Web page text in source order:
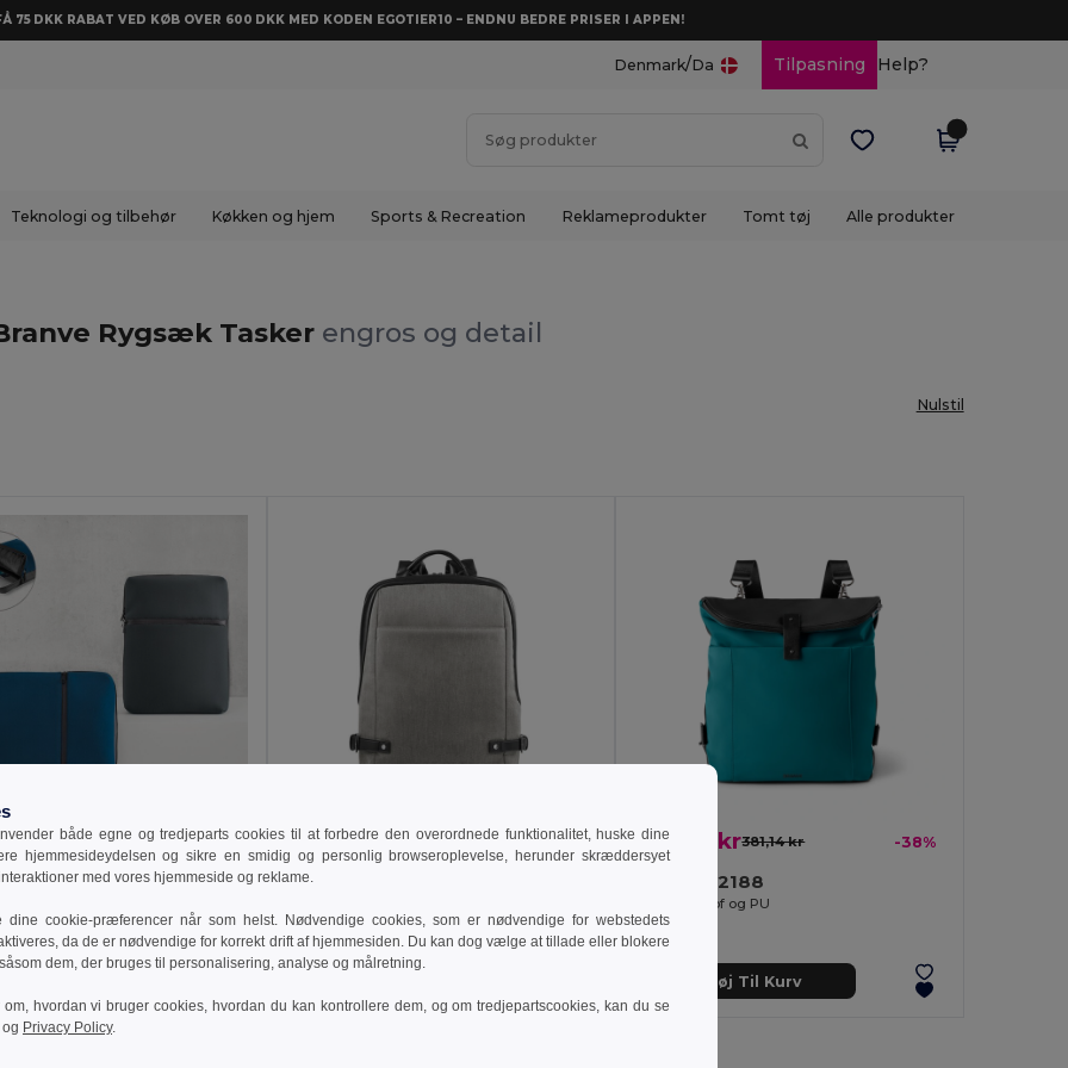
75 DKK RABAT VED KØB OVER 600 DKK MED KODEN EGOTIER10 – ENDNU BEDRE PRISER I APPEN!
Denmark/Da Tilpasning Help?
Teknologi og tilbehør Køkken og hjem Sports & Recreation Reklameprodukter Tomt tøj Alle produkter
Rygsæk Tasker engros og detail
Nulstil
kr257,17 kr -48%
92683
315,52 kr542,28 kr -42%
Branve 92147
237,67 kr381,14 kr -38%
Branve 92188
Rygsæk i stof og PU
Tilføj Til Kurv
både egne og tredjeparts cookies til at forbedre den overordnede funktionalitet, huske dine
hjemmesideydelsen og sikre en smidig og personlig browseroplevelse, herunder skræddersyet
med vores hjemmeside og reklame.
dine cookie-præferencer når som helst. Nødvendige cookies, som er nødvendige for webstedets
da de er nødvendige for korrekt drift af hjemmesiden. Du kan dog vælge at tillade eller blokere
dem, der bruges til personalisering, analyse og målretning.
om, hvordan vi bruger cookies, hvordan du kan kontrollere dem, og om tredjepartscookies, kan du se
og Privacy Policy.